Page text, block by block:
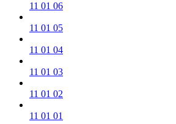
11 01 06
11 01 05
11 01 04
11 01 03
11 01 02
11 01 01